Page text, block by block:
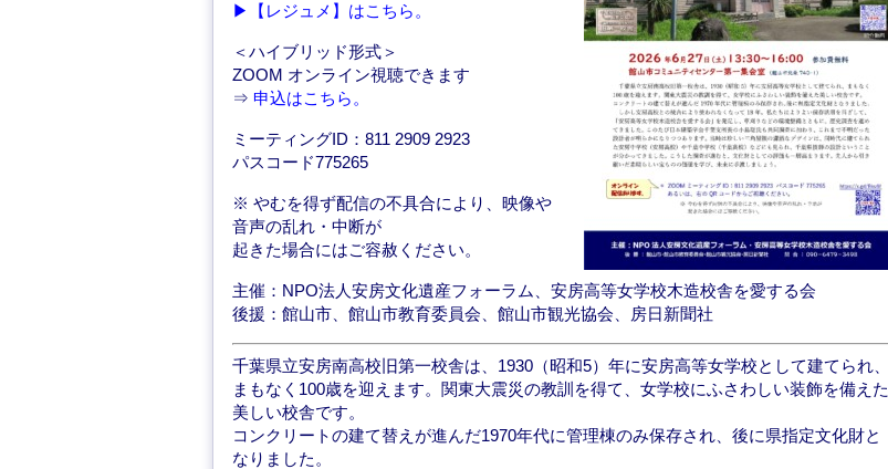
▶【レジュメ】はこちら。
＜ハイブリッド形式＞
ZOOM オンライン視聴できます
⇒ 申込はこちら。
ミーティングID：811 2909 2923
パスコード775265
※ やむを得ず配信の不具合により、映像や
音声の乱れ・中断が
起きた場合にはご容赦ください。
主催：NPO法人安房文化遺産フォーラム、安房高等女学校木造校舎を愛する会
後援：館山市、館山市教育委員会、館山市観光協会、房日新聞社
千葉県立安房南高校旧第一校舎は、1930（昭和5）年に安房高等女学校として建てられ、
まもなく100歳を迎えます。関東大震災の教訓を得て、女学校にふさわしい装飾を備えた
美しい校舎です。
コンクリートの建て替えが進んだ1970年代に管理棟のみ保存され、後に県指定文化財と
なりました。